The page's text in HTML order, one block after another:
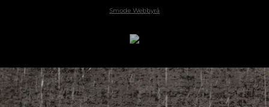
Smode Webbyrå